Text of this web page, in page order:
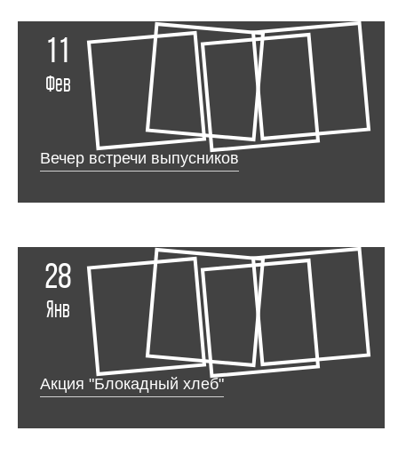
11
Фев
Вечер встречи выпусников
28
Янв
Акция "Блокадный хлеб"